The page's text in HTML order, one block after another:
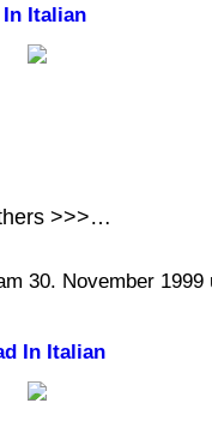
Italian
>>>…
30. November
In Italian